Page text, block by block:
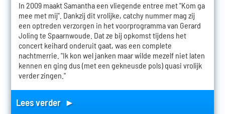
In 2009 maakt Samantha een vliegende entree met "Kom ga
mee met mij". Dankzij dit vrolijke, catchy nummer mag zij
een optreden verzorgen in het voorprogramma van Gerard
Joling te Spaarnwoude. Dat ze bij opkomst tijdens het
concert keihard onderuit gaat, was een complete
nachtmerrie. "Ik kon wel janken maar wilde mezelf niet laten
kennen en ging dus (met een gekneusde pols) quasi vrolijk
verder zingen."
Lees verder ►